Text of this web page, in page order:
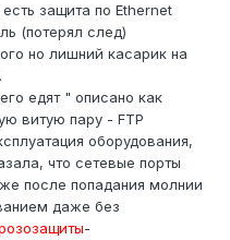
защита по Ethernet
(потерял след)
но лишний касарик на
едят " описано как
витую пару - FTP
оборудования,
что сетевые порты
после попадания молнии
даже без
-